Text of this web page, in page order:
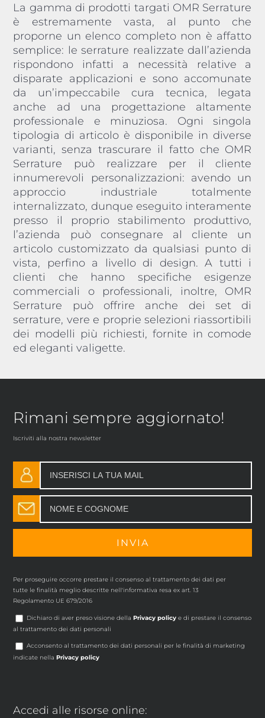
La gamma di prodotti targati OMR Serrature
è estremamente vasta, al punto che
proporne un elenco completo non è affatto
semplice: le serrature realizzate dall’azienda
rispondono infatti a necessità relative a
disparate applicazioni e sono accomunate
da un’impeccabile cura tecnica, legata
anche ad una progettazione altamente
professionale e minuziosa. Ogni singola
tipologia di articolo è disponibile in diverse
varianti, senza trascurare il fatto che OMR
Serrature può realizzare per il cliente
innumerevoli personalizzazioni: avendo un
approccio industriale totalmente
internalizzato, dunque eseguito interamente
presso il proprio stabilimento produttivo,
l’azienda può consegnare al cliente un
articolo customizzato da qualsiasi punto di
vista, perfino a livello di design. A tutti i
clienti che hanno specifiche esigenze
commerciali o professionali, inoltre, OMR
Serrature può offrire anche dei set di
serrature, vere e proprie selezioni riassortibili
dei modelli più richiesti, fornite in comode
ed eleganti valigette.
Rimani sempre aggiornato!
Iscriviti alla nostra newsletter
Per proseguire occorre prestare il consenso al trattamento dei dati per
tutte le finalità meglio descritte nell'informativa resa ex art. 13
Regolamento UE 679/2016
Dichiaro di aver preso visione dellaPrivacy policy e di prestare il consenso
al trattamento dei dati personali
Acconsento al trattamento dei dati personali per le finalità di marketing
indicate nellaPrivacy policy
Accedi alle risorse online: